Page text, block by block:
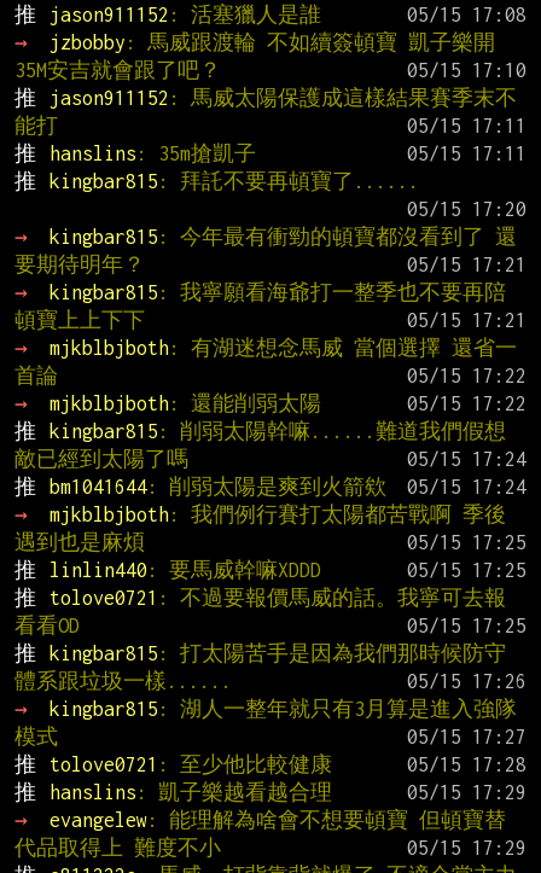
推
jason911152 : 活塞獵人是誰
→
jzbobby : 馬威跟渡輪 不如續簽頓寶 凱子樂開
35M安吉就會跟了吧？
推
jason911152 : 馬威太陽保護成這樣結果賽季末不
能打
推
hanslins : 35m搶凱子
推
kingbar815 : 拜託不要再頓寶了......
→
kingbar815 : 今年最有衝勁的頓寶都沒看到了 還
要期待明年？
→
kingbar815 : 我寧願看海爺打一整季也不要再陪
頓寶上上下下
→
mjkblbjboth: 有湖迷想念馬威 當個選擇 還省一
首論
→
mjkblbjboth: 還能削弱太陽
推
kingbar815 : 削弱太陽幹嘛......難道我們假想
敵已經到太陽了嗎
推
bm1041644: 削弱太陽是爽到火箭欸
→
mjkblbjboth: 我們例行賽打太陽都苦戰啊 季後
遇到也是麻煩
推
linlin440 : 要馬威幹嘛XDDD
推
tolove0721 : 不過要報價馬威的話。我寧可去報
看看OD
推
kingbar815 : 打太陽苦手是因為我們那時候防守
體系跟垃圾一樣......
→
kingbar815 : 湖人一整年就只有3月算是進入強隊
模式
推
tolove0721 : 至少他比較健康
推
hanslins : 凱子樂越看越合理
→
evangelew: 能理解為啥會不想要頓寶 但頓寶替
代品取得上 難度不小